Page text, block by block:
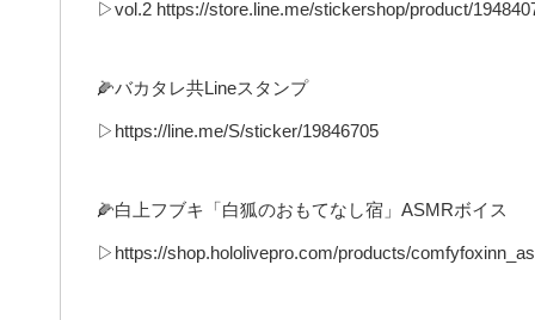
▷vol.2 https://store.line.me/stickershop/product/
🌽バカタレ共Lineスタンプ
▷https://line.me/S/sticker/19846705
🌽白上フブキ「白狐のおもてなし宿」ASMRボイス
▷https://shop.hololivepro.com/products/